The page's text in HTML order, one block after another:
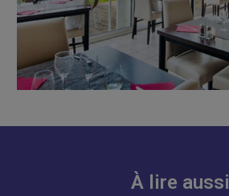
À lire aussi